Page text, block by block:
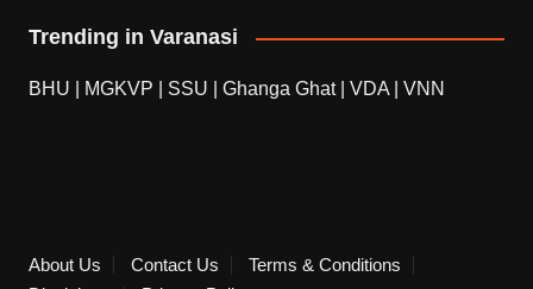
Trending in Varanasi
BHU MGKVP SSU Ghanga Ghat| VDA VNN
About Us Contact Us
Terms & Conditions